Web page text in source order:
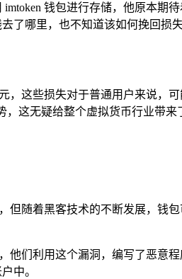
钱包进行存储，他原本
了哪里，也不知道该如何挽回损失
这些损失对于普通用户来说，
这无疑给整个虚拟货币行业带来
但随着黑客技术的不断发展，
他们利用这个漏洞，编写了恶
中。